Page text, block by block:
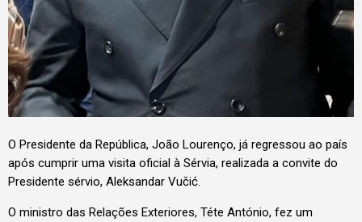
O Presidente da República, João Lourenço, já regressou ao país
após cumprir uma visita oficial à Sérvia, realizada a convite do
Presidente sérvio, Aleksandar Vučić.
O ministro das Relações Exteriores, Téte António, fez um